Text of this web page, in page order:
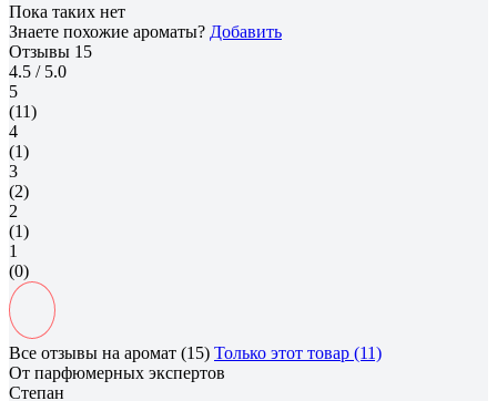
Пока таких нет
Знаете похожие ароматы? Добавить
Отзывы 15
4.5 / 5.0
5
(11)
4
(1)
3
(2)
2
(1)
1
(0)
Все отзывы на аромат (15) Только этот товар (11)
От парфюмерных экспертов
Степан